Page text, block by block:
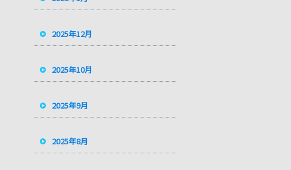
2025年12月
2025年10月
2025年9月
2025年8月